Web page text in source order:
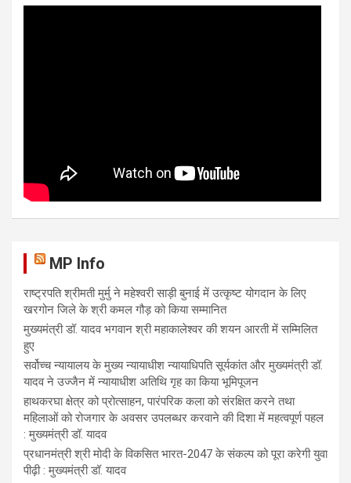
MP Info
राष्ट्रपति श्रीमती मुर्मु ने महेश्वरी साड़ी बुनाई में उत्कृष्ट योगदान के लिए
खरगोन जिले के श्री कमल गौड़ को किया सम्मानित
मुख्यमंत्री डॉ. यादव भगवान श्री महाकालेश्‍वर की शयन आरती में सम्मिलित
हुए
सर्वोच्च न्यायालय के मुख्‍य न्‍यायाधीश न्यायाधिपति सूर्यकांत और मुख्यमंत्री डॉ.
यादव ने उज्जैन में न्यायाधीश अतिथि गृह का किया भूमिपूजन
हाथकरघा क्षेत्र को प्रोत्साहन, पारंपरिक कला को संरक्षित करने तथा
महिलाओं को रोजगार के अवसर उपलब्धर करवाने की दिशा में महत्वपूर्ण पहल
: मुख्यमंत्री डॉ. यादव
प्रधानमंत्री श्री मोदी के विकसित भारत-2047 के संकल्प को पूरा करेगी युवा
पीढ़ी : मुख्यमंत्री डॉ. यादव